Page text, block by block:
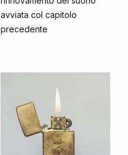
avviata col capitolo
precedente